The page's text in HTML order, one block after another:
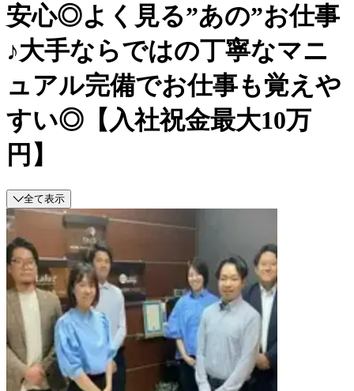
安心◎よく見る”あの”お仕事
♪大手ならではの丁寧なマニ
ュアル完備でお仕事も覚えや
すい◎【入社祝金最大10万
円】
全て表示